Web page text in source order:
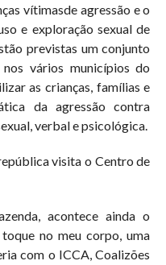
vítimasde agressão e o
e exploração sexual de
previstas um conjunto
vários municípios do
as crianças, famílias e
da agressão contra
verbal e psicológica.
visita o Centro de
acontece ainda o
no meu corpo, uma
com o ICCA, Coalizões